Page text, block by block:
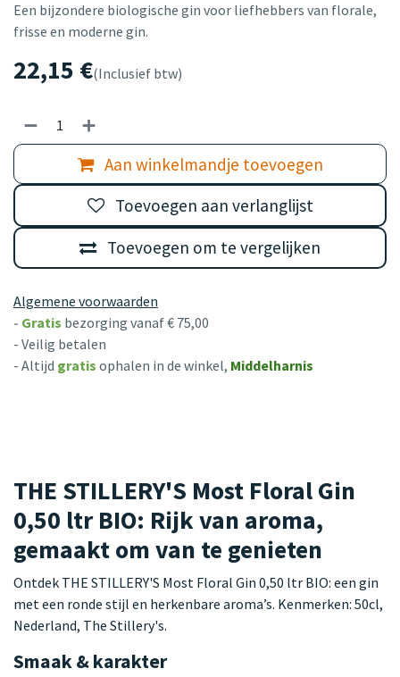
Een bijzondere biologische gin voor liefhebbers van florale,
frisse en moderne gin.
22,15 €(Inclusief btw)
Aan winkelmandje toevoegen
Toevoegen om te vergelijken
Toevoegen aan verlanglijst
Algemene voorwaarden
- Gratis bezorging vanaf € 75,00
- Veilig betalen
- Altijd gratis ophalen in de winkel, Middelharnis
THE STILLERY'S Most Floral Gin
0,50 ltr BIO: Rijk van aroma,
gemaakt om van te genieten
Ontdek THE STILLERY'S Most Floral Gin 0,50 ltr BIO: een gin
met een ronde stijl en herkenbare aroma’s. Kenmerken: 50cl,
Nederland, The Stillery's.
Smaak & karakter